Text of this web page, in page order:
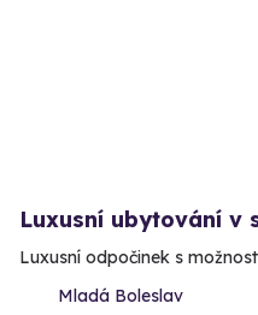
Luxusní ubytování v
Luxusní odpočinek s
Mladá Boleslav